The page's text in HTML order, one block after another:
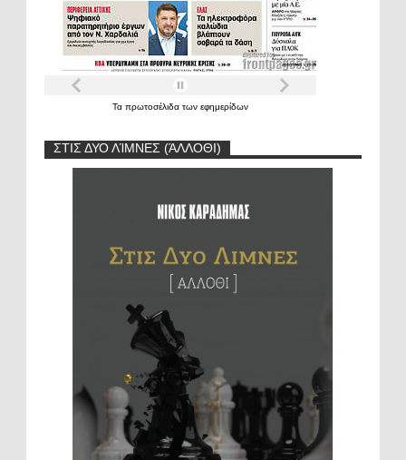
Τα πρωτοσέλιδα των εφημερίδων
ΣΤΙΣ ΔΥΟ ΛΊΜΝΕΣ (ΆΛΛΟΘΙ)